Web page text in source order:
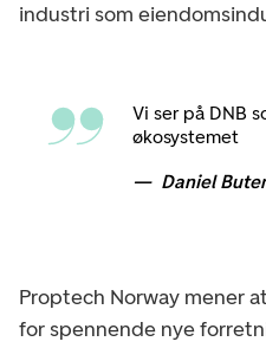
industri som
Vi ser på DNB
økosystemet
Daniel
Proptech Norway mener
for spennende nye